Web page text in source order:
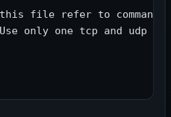
file refer to
only one tcp and udp